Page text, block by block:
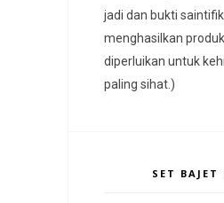
jadi dan bukti
menghasilkan
diperluikan untuk
paling sihat.)
SET BAJET